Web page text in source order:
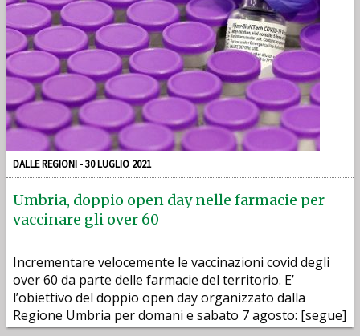
DALLE REGIONI - 30 LUGLIO 2021
Umbria, doppio open day nelle farmacie per
vaccinare gli over 60
Incrementare velocemente le vaccinazioni covid degli
over 60 da parte delle farmacie del territorio. E’
l’obiettivo del doppio open day organizzato dalla
Regione Umbria per domani e sabato 7 agosto: [segue]